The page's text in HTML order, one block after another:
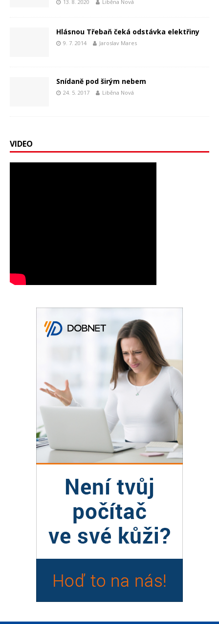
13. 8. 2020 Liběna Nová
Hlásnou Třebaň čeká odstávka elektřiny
9. 7. 2014 Jaroslav Mares
Snídaně pod širým nebem
24. 5. 2017 Liběna Nová
VIDEO